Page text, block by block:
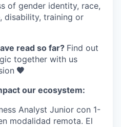
of gender identity, race,
disability, training or
read so far? Find out
together with us
🧡
our ecosystem:
Analyst Junior con 1-
modalidad remota. El